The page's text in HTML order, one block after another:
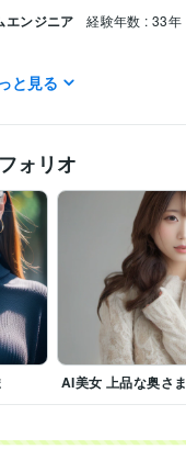
エンジニア 経験年数 : 33年
ＡＩ画像生成、編集・加工
と見る
ォリオ
AI美女 上品な奥さま